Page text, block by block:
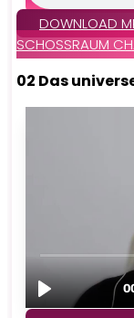
DOWNLOAD
SCHOSSRAUM
02 Das